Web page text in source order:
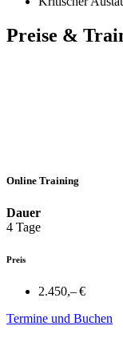
Preise &
Online Training
Dauer
4 Tage
Preis
2.450,– €
Termine und Buchen